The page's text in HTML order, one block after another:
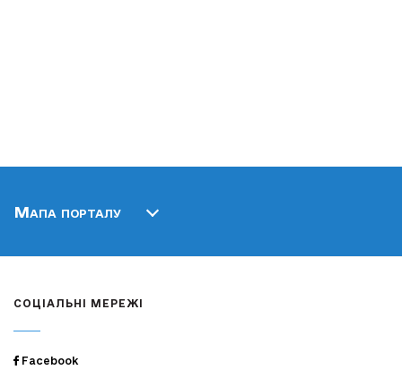
Мапа порталу
СОЦІАЛЬНІ МЕРЕЖІ
Facebook